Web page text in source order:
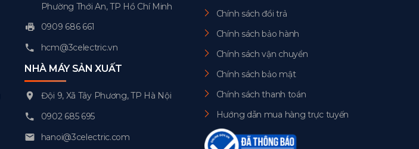
Phường Thới An, TP Hồ Chí Minh
0909 686 661
hcm@3celectric.vn
NHÀ MÁY SẢN XUẤT
Đội 9, Xã Tây Phương, TP Hà Nội
0902 685 695
hanoi@3celectric.com
Chính sách đổi trả
Chính sách bảo hành
Chính sách vận chuyển
Chính sách bảo mật
Chính sách thanh toán
Hướng dẫn mua hàng trực tuyến